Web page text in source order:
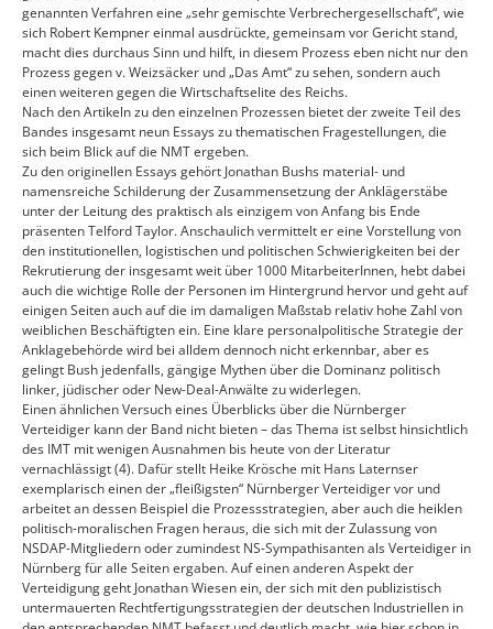
genannten Verfahren eine „sehr gemischte Verbrechergesellschaft“, wie
sich Robert Kempner einmal ausdrückte, gemeinsam vor Gericht stand,
macht dies durchaus Sinn und hilft, in diesem Prozess eben nicht nur den
Prozess gegen v. Weizsäcker und „Das Amt“ zu sehen, sondern auch
einen weiteren gegen die Wirtschaftselite des Reichs.
Nach den Artikeln zu den einzelnen Prozessen bietet der zweite Teil des
Bandes insgesamt neun Essays zu thematischen Fragestellungen, die
sich beim Blick auf die NMT ergeben.
Zu den originellen Essays gehört Jonathan Bushs material- und
namensreiche Schilderung der Zusammensetzung der Anklägerstäbe
unter der Leitung des praktisch als einzigem von Anfang bis Ende
präsenten Telford Taylor. Anschaulich vermittelt er eine Vorstellung von
den institutionellen, logistischen und politischen Schwierigkeiten bei der
Rekrutierung der insgesamt weit über 1000 MitarbeiterInnen, hebt dabei
auch die wichtige Rolle der Personen im Hintergrund hervor und geht auf
einigen Seiten auch auf die im damaligen Maßstab relativ hohe Zahl von
weiblichen Beschäftigten ein. Eine klare personalpolitische Strategie der
Anklagebehörde wird bei alldem dennoch nicht erkennbar, aber es
gelingt Bush jedenfalls, gängige Mythen über die Dominanz politisch
linker, jüdischer oder New-Deal-Anwälte zu widerlegen.
Einen ähnlichen Versuch eines Überblicks über die Nürnberger
Verteidiger kann der Band nicht bieten – das Thema ist selbst hinsichtlich
des IMT mit wenigen Ausnahmen bis heute von der Literatur
vernachlässigt (4). Dafür stellt Heike Krösche mit Hans Laternser
exemplarisch einen der „fleißigsten“ Nürnberger Verteidiger vor und
arbeitet an dessen Beispiel die Prozessstrategien, aber auch die heiklen
politisch-moralischen Fragen heraus, die sich mit der Zulassung von
NSDAP-Mitgliedern oder zumindest NS-Sympathisanten als Verteidiger in
Nürnberg für alle Seiten ergaben. Auf einen anderen Aspekt der
Verteidigung geht Jonathan Wiesen ein, der sich mit den publizistisch
untermauerten Rechtfertigungsstrategien der deutschen Industriellen in